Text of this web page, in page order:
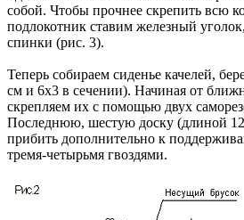
собой. Чтобы прочнее скрепить всю
подлокотник ставим железный
спинки (рис. 3).
Теперь собираем сиденье качелей,
см и 6х3 в сечении). Начиная от
скрепляем их с помощью двух
Последнюю, шестую доску (длиной
прибить дополнительно к
тремя-четырьмя гвоздями.